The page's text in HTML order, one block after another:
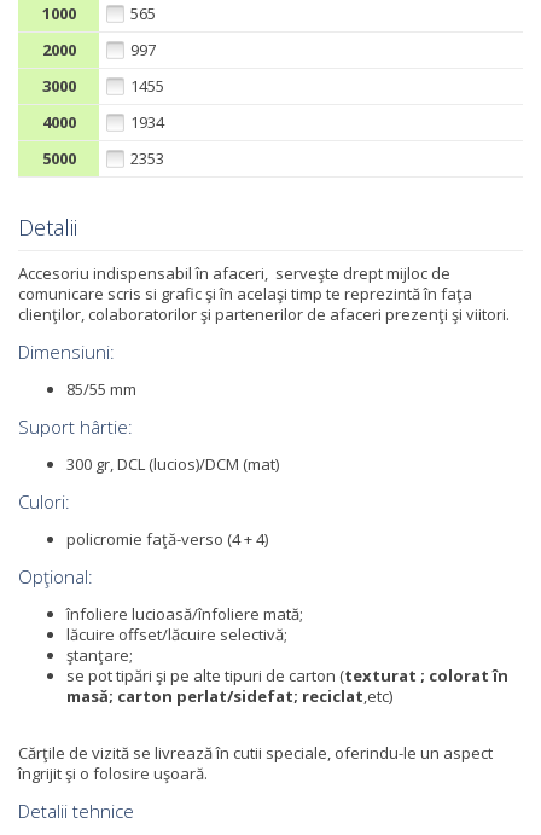
1000
565
2000
997
3000
1455
4000
1934
5000
2353
Detalii
Accesoriu indispensabil în afaceri, serveşte drept mijloc de
comunicare scris si grafic şi în acelaşi timp te reprezintă în faţa
clienţilor, colaboratorilor şi partenerilor de afaceri prezenţi şi viitori.
Dimensiuni:
85/55 mm
Suport hârtie:
300 gr, DCL (lucios)/DCM (mat)
Culori:
policromie faţă-verso (4 + 4)
Opţional:
înfoliere lucioasă/înfoliere mată;
lăcuire offset/lăcuire selectivă;
ştanţare;
se pot tipări şi pe alte tipuri de carton (texturat ; colorat în
masă; carton perlat/sidefat; reciclat,etc)
Cărţile de vizită se livrează în cutii speciale, oferindu-le un aspect
îngrijit şi o folosire uşoară.
Detalii tehnice